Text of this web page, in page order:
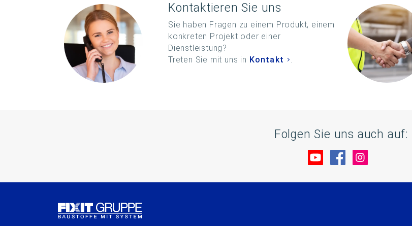
Kontaktieren Sie uns
Sie haben Fragen zu einem Produkt, einem
konkreten Projekt oder einer
Dienstleistung?
Treten Sie mit uns in Kontakt
Folgen Sie uns auch auf:
Besuche uns auf
Besuche uns